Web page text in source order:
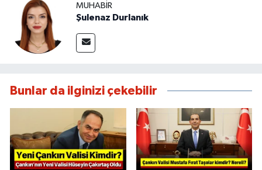
MUHABIR
Şulenaz Durlanık
Bunlar da ilginizi çekebilir